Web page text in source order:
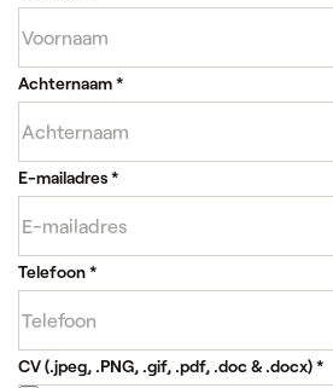
Achternaam*
E-mailadres*
Telefoon*
CV (.jpeg, .PNG, .gif, .pdf, .doc & .docx)*